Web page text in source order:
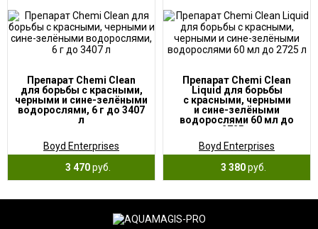
Препарат Chemi Clean
для борьбы с красными,
черными и сине-зелёными
водорослями, 6 г до 3407
л
Boyd Enterprises
3 470руб.
Препарат Chemi Clean
Liquid для борьбы
с красными, черными
и сине-зелёными
водорослями 60 мл до
2725 л
Boyd Enterprises
3 380руб.